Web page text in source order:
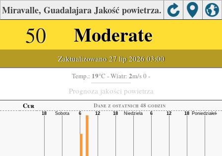
Miravalle, Guadalajara Jakość powietrza.
50 Moderate
Zaktualizowano 27 lip 2026 03:00
Temp.: 19°C - Wiatr: 2m/s 0 -
Prognoza jakości powietrza
Cur Dane z ostatnich 48 godzin